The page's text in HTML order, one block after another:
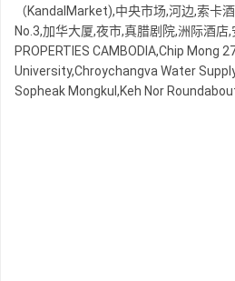
（KandalMarket),中央市场,河边,索卡
No.3,加华大厦,夜市,真腊剧院,洲际酒店
PROPERTIES CAMBODIA,Chip Mong
University,Chroychangva Water
Sopheak Mongkul,Keh Nor